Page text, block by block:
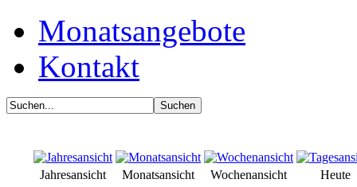
Monatsangebote
Kontakt
Jahresansicht Monatsansicht Wochenansicht
Heute